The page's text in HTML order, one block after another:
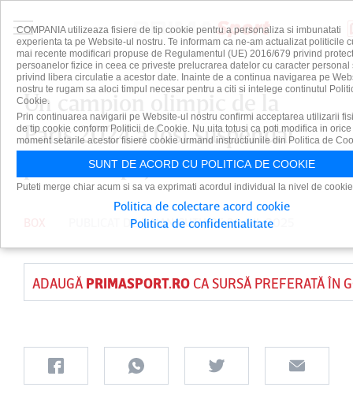
Un campion olimpic de la
Paris 2024 a fost suspendat
pentru dopaj
PUBLICAT DEDAIAN CUTUPE 30 IUL 2025
ADAUGĂ PRIMASPORT.ROCA SURSĂ PREFERATĂ ÎN
COMPANIA utilizeaza fisiere de tip cookie pentru a personaliza si imbunatati
experienta ta pe Website-ul nostru. Te informam ca ne-am actualizat politicile
mai recente modificari propuse de Regulamentul (UE) 2016/679 privind
persoanelor fizice in ceea ce priveste prelucrarea datelor cu caracter personal
privind libera circulatie a acestor date. Inainte de a continua navigarea pe
nostru te rugam sa aloci timpul necesar pentru a citi si intelege continutul
Cookie.
Prin continuarea navigarii pe Website-ul nostru confirmi acceptarea utilizarii
de tip cookie conform Politicii de Cookie. Nu uita totusi ca poti modifica in orice
moment setarile acestor fisiere cookie urmand instructiunile din Politica de
SUNT DE ACORD CU POLITICA DE COOKIE
Puteti merge chiar acum si sa va exprimati acordul individual la nivel de
Politica de colectare acord cookie
Politica de confidentialitate